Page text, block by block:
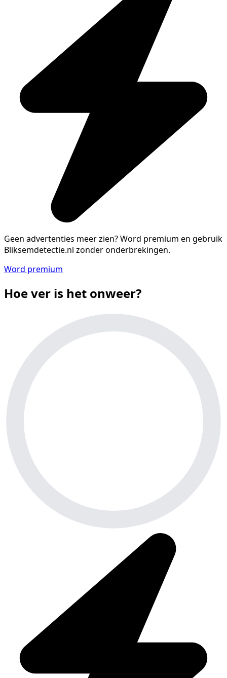
Geen advertenties meer zien?Word premium en gebruik
Bliksemdetectie.nl zonder onderbrekingen.
Word premium
Hoe ver is het onweer?